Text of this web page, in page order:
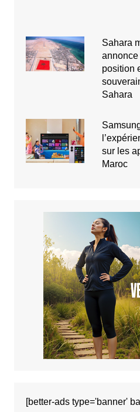
Sahara
annonce
position
Sahara
sur les
Maroc
[better-ads type='banner'